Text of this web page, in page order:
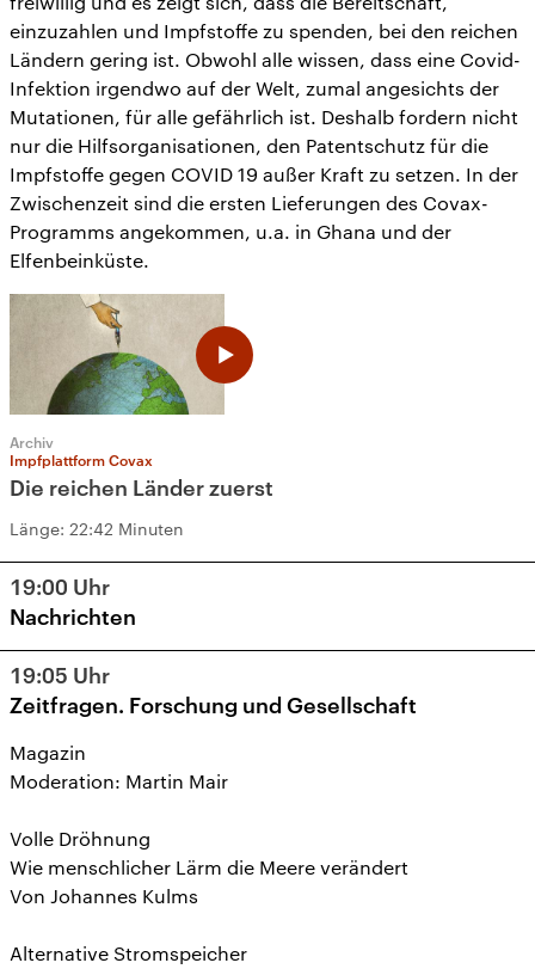
einzuzahlen und Impfstoffe zu spenden, bei den reichen
Ländern gering ist. Obwohl alle wissen, dass eine Covid-
Infektion irgendwo auf der Welt, zumal angesichts der
Mutationen, für alle gefährlich ist. Deshalb fordern nicht
nur die Hilfsorganisationen, den Patentschutz für die
Impfstoffe gegen COVID 19 außer Kraft zu setzen. In der
Zwischenzeit sind die ersten Lieferungen des Covax-
Programms angekommen, u.a. in Ghana und der
Elfenbeinküste.
Archiv
Impfplattform Covax
Die reichen Länder zuerst
Länge: 22:42 Minuten
19:00 Uhr
Nachrichten
19:05 Uhr
Zeitfragen. Forschung und Gesellschaft
Magazin
Moderation: Martin Mair
Volle Dröhnung
Wie menschlicher Lärm die Meere verändert
Von Johannes Kulms
Alternative Stromspeicher